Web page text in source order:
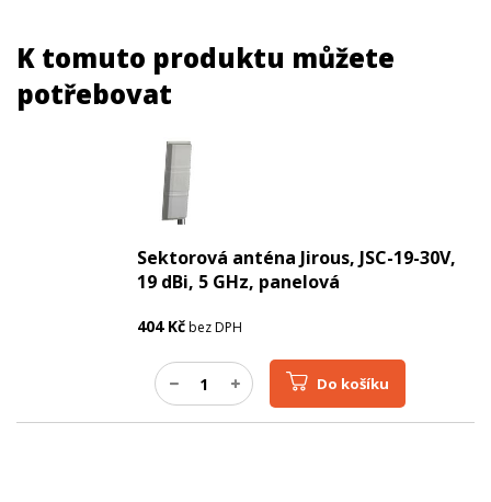
K tomuto produktu můžete
potřebovat
Sektorová anténa Jirous, JSC-19-30V,
19 dBi, 5 GHz, panelová
404Kčbez DPH
Do košíku